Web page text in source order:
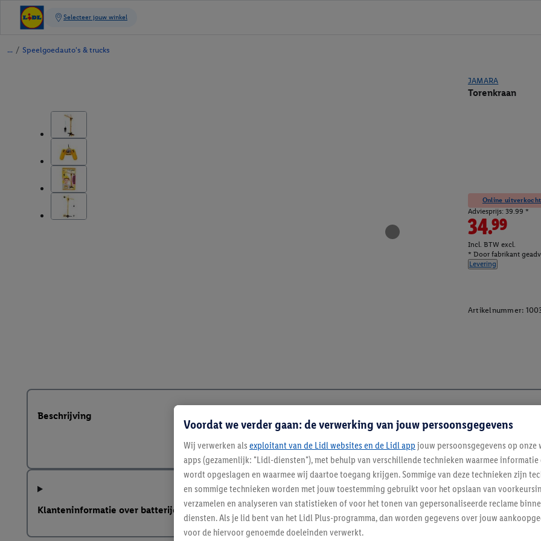
/ Speelgoedauto's & trucks
JAMARA
Torenkraan
Online
Adviesprijs: 39.99 *
34.99
Incl. BTW excl.
* Door fabrikant
Levering
Artikelnummer:
Beschrijving
Klanteninformatie over batterijen Europese Batterijenverordening
Voordat we verder gaan: de verwerking van jouw persoonsgegevens
Wij verwerken als exploitant van de Lidl websites en de Lidl app jouw persoonsgegevens op onze
apps (gezamenlijk: "Lidl-diensten"), met behulp van verschillende technieken waarmee
wordt opgeslagen en waarmee wij daartoe toegang krijgen. Sommige van deze technieken zijn
en sommige technieken worden met jouw toestemming gebruikt voor het opslaan van
verzamelen en analyseren van statistieken of voor het tonen van gepersonaliseerde reclame
diensten. Als je lid bent van het Lidl Plus-programma, dan worden gegevens over jouw
voor de hiervoor genoemde doeleinden verwerkt.